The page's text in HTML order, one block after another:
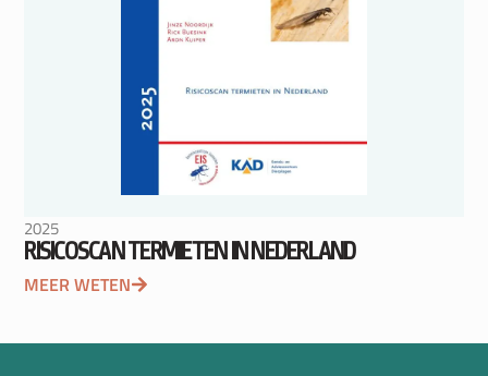
2025
RISICOSCAN TERMIETEN IN NEDERLAND
MEER WETEN